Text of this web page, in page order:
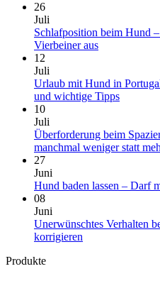
26
Juli
Schlafposition beim Hund
Vierbeiner ausKeine
Schlafposition
beim
das
sagt
Deinen
12
Juli
Urlaub mit Hund in
und wichtige TippsKeine
Urlaub
mit
Portugal:
Klima
10
Juli
Überforderung beim
manchmal weniger statt
27
Juni
Hund baden lassen – Darf
08
Juni
Unerwünschtes Verhalten
korrigieren
Produkte